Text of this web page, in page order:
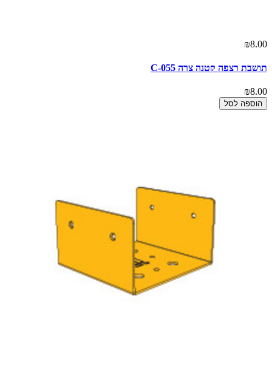
₪8.00
תושבת רצפה קטנה צרה C-055
₪8.00
הוספה לסל